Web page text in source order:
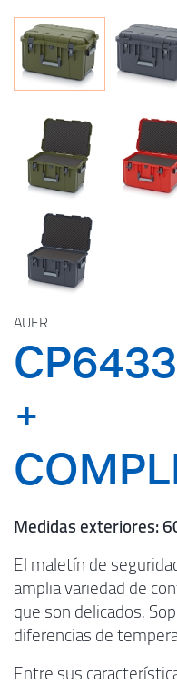
AUER
+
Medidas exteriores:
El maletín de
amplia variedad de
que son delicados.
diferencias de
Entre sus